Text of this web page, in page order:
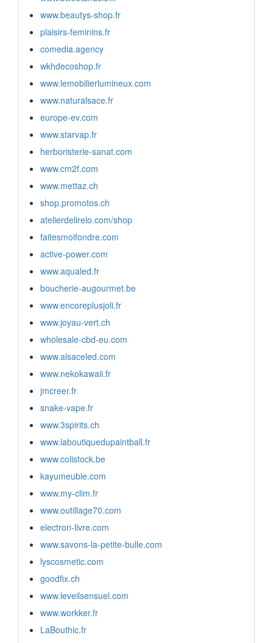
www.beautys-shop.fr
plaisirs-feminins.fr
comedia.agency
wkhdecoshop.fr
www.lemobilierlumineux.com
www.naturalsace.fr
europe-ev.com
www.starvap.fr
herboristerie-sanat.com
www.cm2f.com
www.mettaz.ch
shop.promotos.ch
atelierdelirelo.com/shop
faitesmoifondre.com
active-power.com
www.aqualed.fr
boucherie-augourmet.be
www.encoreplusjoli.fr
www.joyau-vert.ch
wholesale-cbd-eu.com
www.alsaceled.com
www.nekokawaii.fr
jmcreer.fr
snake-vape.fr
www.3spirits.ch
www.laboutiquedupaintball.fr
www.colistock.be
kayumeuble.com
www.my-clim.fr
www.outillage70.com
electron-livre.com
www.savons-la-petite-bulle.com
lyscosmetic.com
goodfix.ch
www.leveilsensuel.com
www.workker.fr
LaBouthic.fr